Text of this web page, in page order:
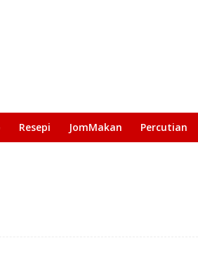
Resepi JomMakan Percutian